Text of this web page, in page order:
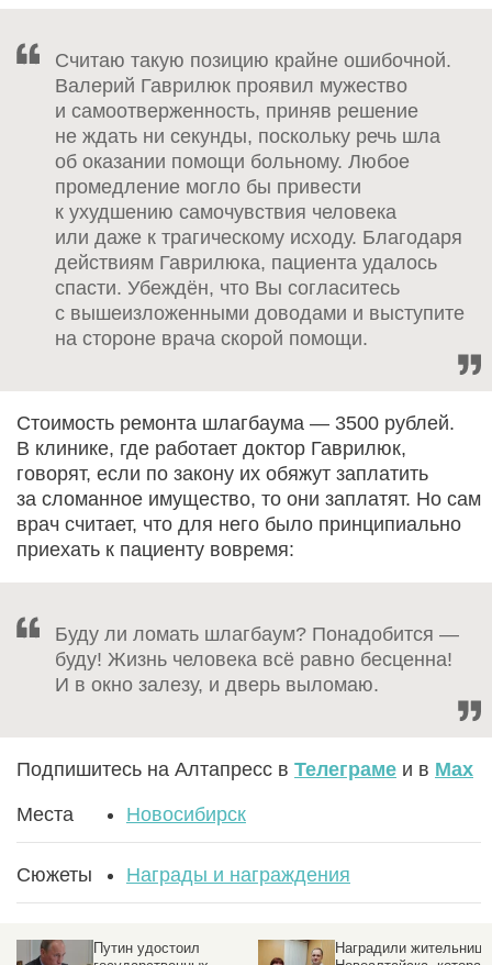
Считаю такую позицию крайне ошибочной.
Валерий Гаврилюк проявил мужество
и самоотверженность, приняв решение
не ждать ни секунды, поскольку речь шла
об оказании помощи больному. Любое
промедление могло бы привести
к ухудшению самочувствия человека
или даже к трагическому исходу. Благодаря
действиям Гаврилюка, пациента удалось
спасти. Убеждён, что Вы согласитесь
с вышеизложенными доводами и выступите
на стороне врача скорой помощи.
Стоимость ремонта шлагбаума — 3500 рублей.
В клинике, где работает доктор Гаврилюк,
говорят, если по закону их обяжут заплатить
за сломанное имущество, то они заплатят. Но сам
врач считает, что для него было принципиально
приехать к пациенту вовремя:
Буду ли ломать шлагбаум? Понадобится —
буду! Жизнь человека всё равно бесценна!
И в окно залезу, и дверь выломаю.
Подпишитесь на Алтапресс в Телеграме и в Max
Места Новосибирск
Сюжеты Награды и награждения
Путин удостоил
Наградили жительницу